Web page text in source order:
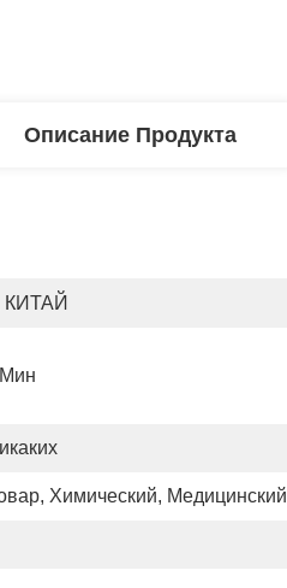
Описание Продукта
КИТАЙ
Химический, Медицинский